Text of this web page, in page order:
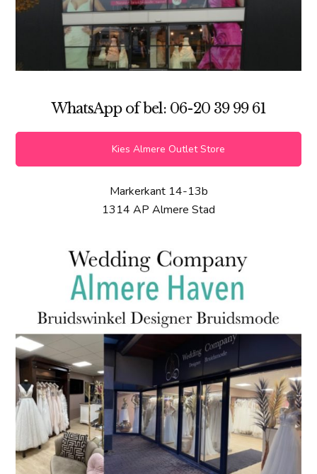
WhatsApp of bel: 06-20 39 99 61
Kies Almere Outlet Store
Markerkant 14-13b
1314 AP Almere Stad